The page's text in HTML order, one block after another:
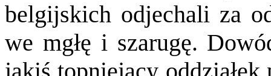
belgijskich odjechali za
we mgłę i szarugę.